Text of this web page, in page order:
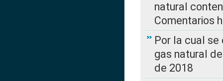
natural
Comentarios
Por la cual
gas natural
de 2018